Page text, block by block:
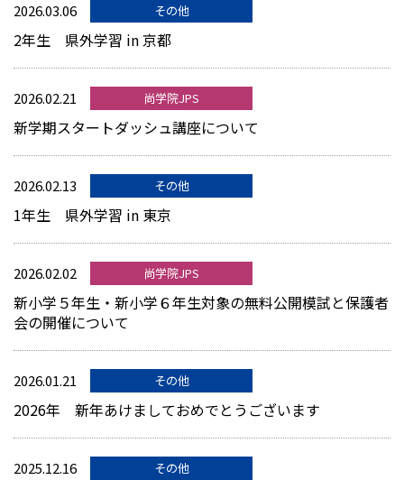
2026.03.06 その他
2年生 県外学習 in 京都
2026.02.21 尚学院JPS
新学期スタートダッシュ講座について
2026.02.13 その他
1年生 県外学習 in 東京
2026.02.02 尚学院JPS
新小学５年生・新小学６年生対象の無料公開模試と保護者
会の開催について
2026.01.21 その他
2026年 新年あけましておめでとうございます
2025.12.16 その他